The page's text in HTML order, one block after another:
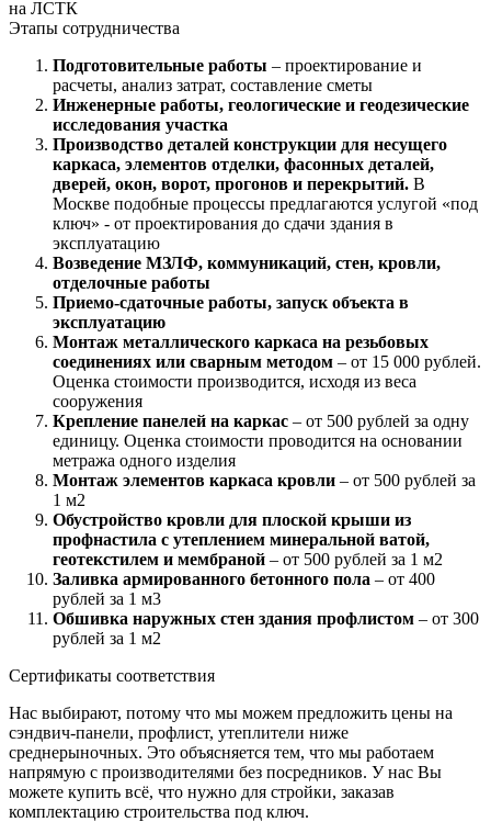
на ЛСТК
Этапы сотрудничества
Подготовительные работы – проектирование и
расчеты, анализ затрат, составление сметы
Инженерные работы, геологические и геодезические
исследования участка
Производство деталей конструкции для несущего
каркаса, элементов отделки, фасонных деталей,
дверей, окон, ворот, прогонов и перекрытий. В
Москве подобные процессы предлагаются услугой «под
ключ» - от проектирования до сдачи здания в
эксплуатацию
Возведение МЗЛФ, коммуникаций, стен, кровли,
отделочные работы
Приемо-сдаточные работы, запуск объекта в
эксплуатацию
Монтаж металлического каркаса на резьбовых
соединениях или сварным методом – от 15 000 рублей.
Оценка стоимости производится, исходя из веса
сооружения
Крепление панелей на каркас – от 500 рублей за одну
единицу. Оценка стоимости проводится на основании
метража одного изделия
Монтаж элементов каркаса кровли – от 500 рублей за
1 м2
Обустройство кровли для плоской крыши из
профнастила с утеплением минеральной ватой,
геотекстилем и мембраной – от 500 рублей за 1 м2
Заливка армированного бетонного пола – от 400
рублей за 1 м3
Обшивка наружных стен здания профлистом – от 300
рублей за 1 м2
Сертификаты соответствия
Нас выбирают, потому что мы можем предложить цены на
сэндвич-панели, профлист, утеплители ниже
среднерыночных. Это объясняется тем, что мы работаем
напрямую с производителями без посредников. У нас Вы
можете купить всё, что нужно для стройки, заказав
комплектацию строительства под ключ.